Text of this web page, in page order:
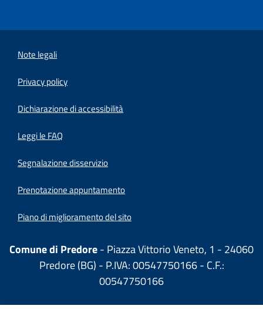
Note legali
Privacy policy
Dichiarazione di accessibilità
Leggi le FAQ
Segnalazione disservizio
Prenotazione appuntamento
Piano di miglioramento del sito
Comune di Predore- Piazza Vittorio Veneto, 1 - 24060
Predore (BG) - P.IVA: 00547750166 - C.F.:
00547750166